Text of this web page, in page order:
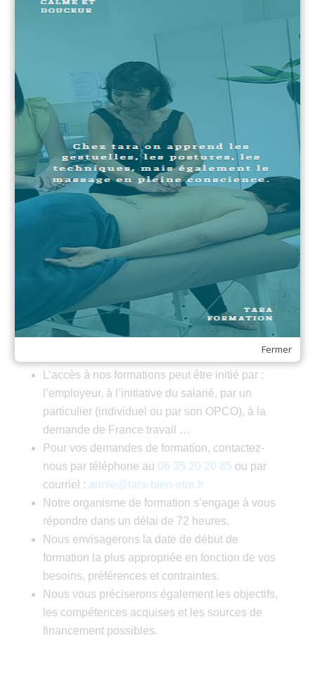
présentiel
Une démonstration d’anatomie palpatoire et du
effectuée par le formateur sur un modèle.
Une large place est faite à la pratique en
binôme.
Nous mettons à disposition tout le matériel
nécessaire à la pratique de l'ensemble de nos
formations
Envoi du livret détaillé complet par mail à la fin
de la formation.
Modalités et délai d'accès
Toutes nos formations sont dispensées en
L’accès à nos formations peut être initié par :
l’employeur, à l’initiative du salarié, par un
particulier (individuel ou par son OPCO), à la
demande de France travail …
Pour vos demandes de formation, contactez-
nous par téléphone au 06 35 20 20 85 ou par
courriel : annie@tara-bien-etre.fr
Notre organisme de formation s’engage à vous
répondre dans un délai de 72 heures.
Nous envisagerons la date de début de
formation la plus appropriée en fonction de vos
besoins, préférences et contraintes.
Nous vous préciserons également les objectifs,
les compétences acquises et les sources de
financement possibles.
Fermer